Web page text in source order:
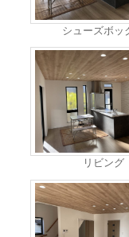
シューズボッ
リビング